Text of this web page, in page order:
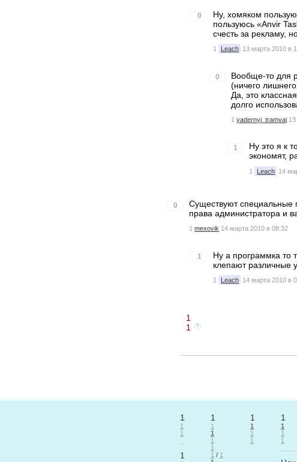
0
Ну, хомяком
пользуюсь «Anvir
счесть за рекламу,
1 Leach 13 марта 2010 в
0
Вообще-то для
(ничего
Да, это
долго
1 yadernyj_tramvaj
1
Ну это я к
экономят,
1 Leach 14
0
Существуют специальные
права администратора и
1 mexovik 14 марта 2010 в 08:32
1
Ну а программка то
клепают различные
1 Leach 14 марта 2010 в
1
1
?
1
1
1
1
1
1
1
1
1
1 / 1
1
1
1
1
1
1
1
1